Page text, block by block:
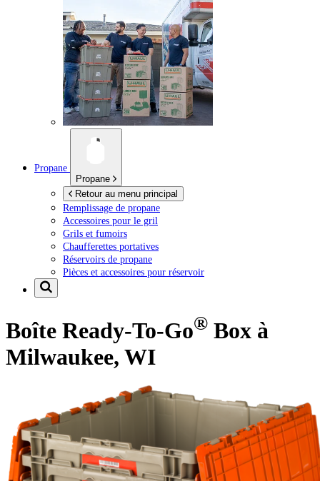
Propane
Propane
Retour au menu principal
Remplissage de propane
Accessoires pour le gril
Grils et fumoirs
Chaufferettes portatives
Réservoirs de propane
Pièces et accessoires pour réservoir
Boîte Ready-To-Go® Box à
Milwaukee, WI